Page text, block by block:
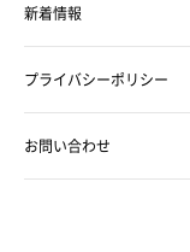
新着情報
プライバシーポリシー
お問い合わせ